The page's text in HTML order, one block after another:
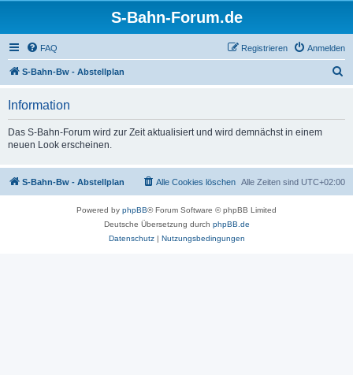
S-Bahn-Forum.de
FAQ Anmelden
Registrieren
S-Bahn-Bw - Abstellplan
Information
Das S-Bahn-Forum wird zur Zeit aktualisiert und wird demnächst in einem
neuen Look erscheinen.
S-Bahn-Bw - Abstellplan Alle Zeiten sind UTC+02:00
Alle Cookies löschen
Powered by phpBB® Forum Software © phpBB Limited
Deutsche Übersetzung durch phpBB.de
Datenschutz| Nutzungsbedingungen